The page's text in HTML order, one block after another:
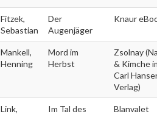
Fitzek,
Sebastian
Der
Augenjäger
Knaur
Mankell,
Henning
Mord im
Herbst
Zsolnay
& Kimche
Carl
Verlag)
Link,
Im Tal des
Blanvalet